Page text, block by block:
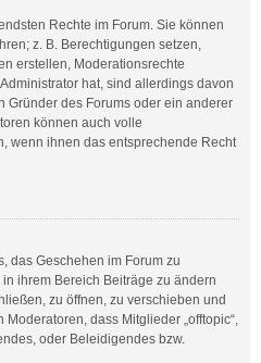
Rechte im Forum. Sie können
z. B. Berechtigungen setzen,
erstellen, Moderationsrechte
hat, sind allerdings davon
Gründer des Forums oder ein anderer
können auch volle
wenn ihnen das entsprechende Recht
das Geschehen im Forum zu
ihrem Bereich Beiträge zu ändern
zu öffnen, zu verschieben und
dass Mitglieder „offtopic“,
oder Beleidigendes bzw.